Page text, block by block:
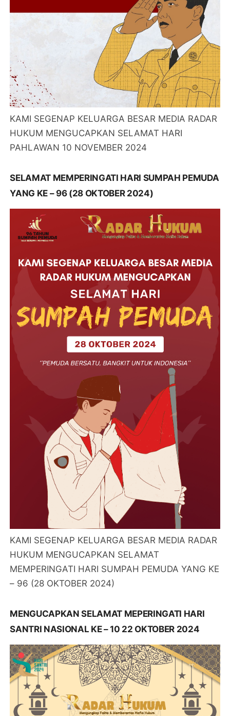
KAMI SEGENAP KELUARGA BESAR MEDIA RADAR
HUKUM MENGUCAPKAN SELAMAT HARI
PAHLAWAN 10 NOVEMBER 2024
SELAMAT MEMPERINGATI HARI SUMPAH PEMUDA
YANG KE – 96 (28 OKTOBER 2024)
KAMI SEGENAP KELUARGA BESAR MEDIA RADAR
HUKUM MENGUCAPKAN SELAMAT
MEMPERINGATI HARI SUMPAH PEMUDA YANG KE
– 96 (28 OKTOBER 2024)
MENGUCAPKAN SELAMAT MEPERINGATI HARI
SANTRI NASIONAL KE – 10 22 OKTOBER 2024